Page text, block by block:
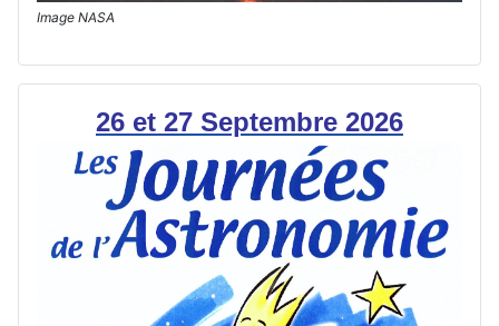
Image NASA
26 et 27 Septembre 2026